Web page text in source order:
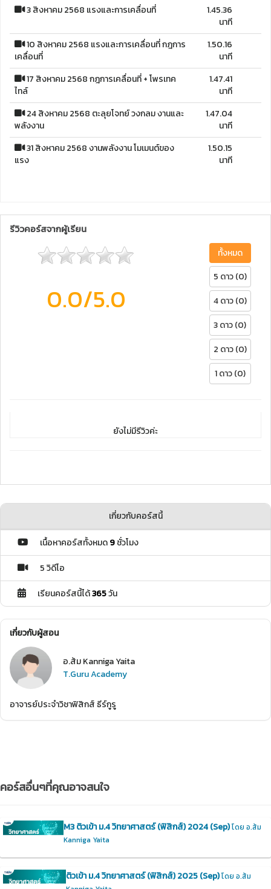
3 สิงหาคม 2568 แรงและการเคลื่อนที่
1.45.36
นาที
10 สิงหาคม 2568 แรงและการเคลื่อนที่ กฎการ
เคลื่อนที่
1.50.16
นาที
17 สิงหาคม 2568 กฎการเคลื่อนที่ + โพรเทค
ไทล์
1.47.41
นาที
24 สิงหาคม 2568 ตะลุยโจทย์ วงกลม งานและ
พลังงาน
1.47.04
นาที
31 สิงหาคม 2568 งานพลังงาน โมเมนต์ของ
แรง
1.50.15
นาที
รีวิวคอร์สจากผู้เรียน
0.0/5.0
ทั้งหมด
5 ดาว (0)
4 ดาว (0)
3 ดาว (0)
2 ดาว (0)
1 ดาว (0)
ยังไม่มีรีวิวค่ะ
เกี่ยวกับคอร์สนี้
เนื้อหาคอร์สทั้งหมด9ชั่วโมง
5 วิดีโอ
เรียนคอร์สนี้ได้365วัน
เกี่ยวกับผู้สอน
อ.ส้ม Kanniga Yaita
T.Guru Academy
อาจารย์ประจำวิชาฟิสิกส์ ธีร์กูรู
คอร์สอื่นๆที่คุณอาจสนใจ
M3 ติวเข้า ม.4 วิทยาศาสตร์ (ฟิสิกส์) 2024 (Sep)โดย อ.ส้ม
Kanniga Yaita
ติวเข้า ม.4 วิทยาศาสตร์ (ฟิสิกส์) 2025 (Sep)โดย อ.ส้ม